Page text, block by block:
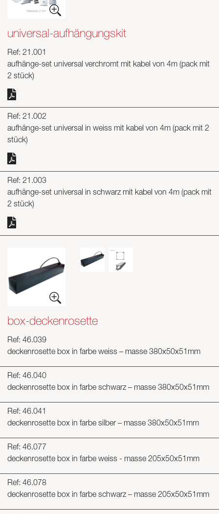
universal-aufhängungskit
Ref: 21.001
aufhänge-set universal verchromt mit kabel von 4m (pack mit
2 stück)
Ref: 21.002
aufhänge-set universal in weiss mit kabel von 4m (pack mit 2
stück)
Ref: 21.003
aufhänge-set universal in schwarz mit kabel von 4m (pack mit
2 stück)
box-deckenrosette
Ref: 46.039
deckenrosette box in farbe weiss – masse 380x50x51mm
Ref: 46.040
deckenrosette box in farbe schwarz – masse 380x50x51mm
Ref: 46.041
deckenrosette box in farbe silber – masse 380x50x51mm
Ref: 46.077
deckenrosette box in farbe weiss - masse 205x50x51mm
Ref: 46.078
deckenrosette box in farbe schwarz – masse 205x50x51mm